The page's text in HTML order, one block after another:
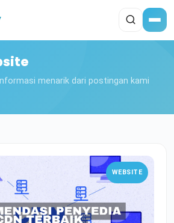
menarik dari postingan kami
WEBSITE